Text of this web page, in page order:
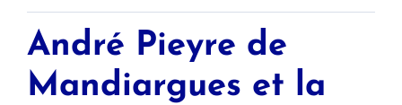
André Pieyre de
Mandiargues et la